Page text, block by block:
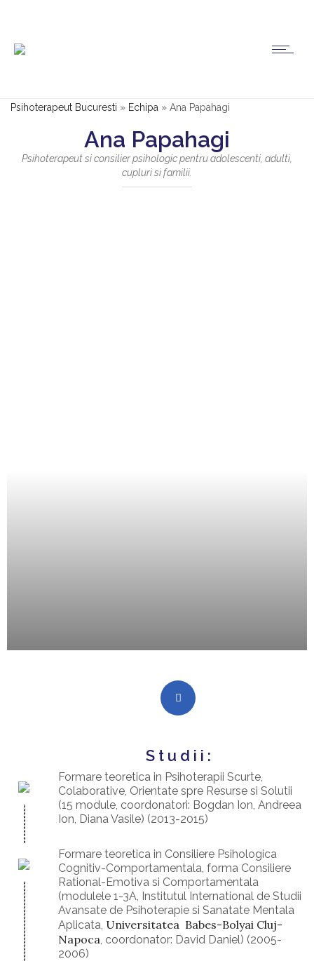
Psihoterapeut Bucuresti » Echipa » Ana Papahagi
Ana Papahagi
Psihoterapeut si consilier psihologic pentru adolescenti, adulti,
cupluri si familii.
Studii:
Formare teoretica in Psihoterapii Scurte,
Colaborative, Orientate spre Resurse si Solutii
(15 module, coordonatori: Bogdan Ion, Andreea
Ion, Diana Vasile) (2013-2015)
Formare teoretica in Consiliere Psihologica
Cognitiv-Comportamentala, forma Consiliere
Rational-Emotiva si Comportamentala
(modulele 1-3A, Institutul International de Studii
Avansate de Psihoterapie si Sanatate Mentala
Aplicata, Universitatea Babes-Bolyai Cluj-
Napoca, coordonator: David Daniel) (2005-
2006)